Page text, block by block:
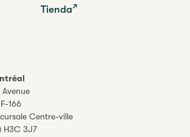
166
Centre-ville
H3C 3J7
Tienda